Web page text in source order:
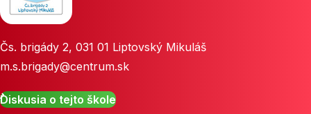
Čs. brigády 2, 031 01 Liptovský Mikuláš
m.s.brigady@centrum.sk
Diskusia o tejto škole